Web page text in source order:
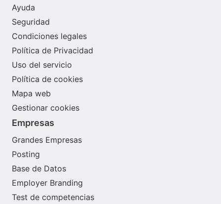
Ayuda
Seguridad
Condiciones legales
Política de Privacidad
Uso del servicio
Política de cookies
Mapa web
Gestionar cookies
Empresas
Grandes Empresas
Posting
Base de Datos
Employer Branding
Test de competencias